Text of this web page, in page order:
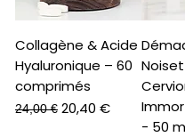
0
M
i
l
l
i
Collagène & Acide
Hyaluronique – 60
comprimés
Prix original
24,00 € Prix promotionnel
20,40 €
- 50